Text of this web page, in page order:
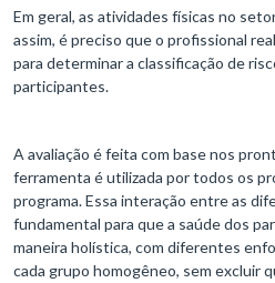
Em geral, as atividades físicas no
assim, é preciso que o profissional
para determinar a classificação de
participantes.
A avaliação é feita com base nos
ferramenta é utilizada por todos os
programa. Essa interação entre as
fundamental para que a saúde dos
maneira holística, com diferentes
cada grupo homogêneo, sem excluir